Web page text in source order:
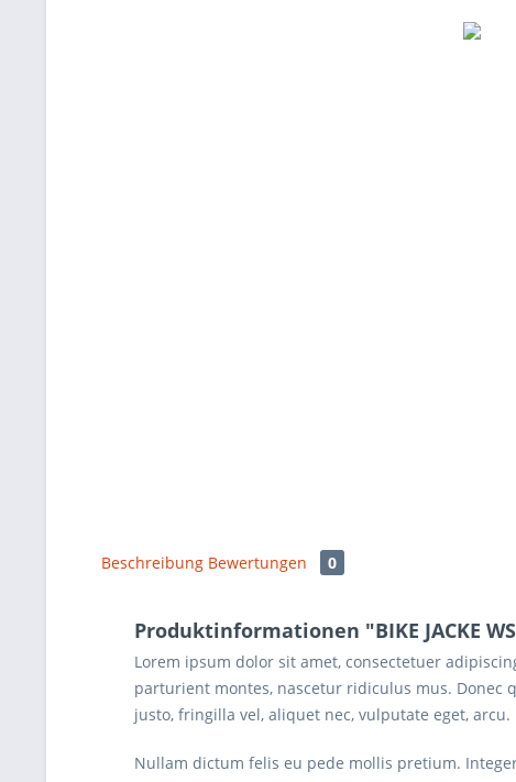
Beschreibung Bewertungen 0
Produktinformationen "BIKE JACKE WS
Lorem ipsum dolor sit amet, consectetuer
parturient montes, nascetur ridiculus mus. Donec
justo, fringilla vel, aliquet nec, vulputate eget,
Nullam dictum felis eu pede mollis pretium.